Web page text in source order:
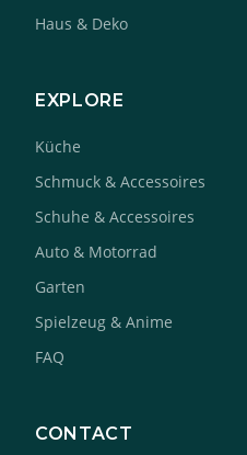
Haus & Deko
EXPLORE
Küche
Schmuck & Accessoires
Schuhe & Accessoires
Auto & Motorrad
Garten
Spielzeug & Anime
FAQ
CONTACT